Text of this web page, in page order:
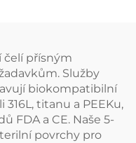
čelí přísným
Služby
biokompatibilní
titanu a PEEKu,
FDA a CE. Naše 5-
povrchy pro